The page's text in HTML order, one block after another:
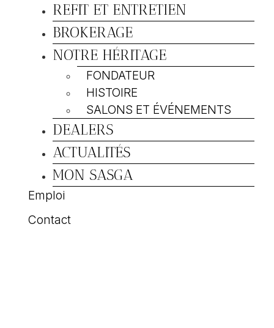
REFIT ET ENTRETIEN
BROKERAGE
NOTRE HÉRITAGE
FONDATEUR
HISTOIRE
SALONS ET ÉVÉNEMENTS
DEALERS
ACTUALITÉS
MON SASGA
Emploi
Contact